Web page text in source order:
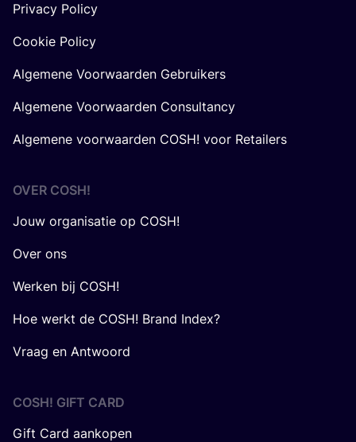
Privacy Policy
Cookie Policy
Algemene Voorwaarden Gebruikers
Algemene Voorwaarden Consultancy
Algemene voorwaarden COSH! voor Retailers
OVER COSH!
Jouw organisatie op COSH!
Over ons
Werken bij COSH!
Hoe werkt de COSH! Brand Index?
Vraag en Antwoord
COSH! GIFT CARD
Gift Card aankopen